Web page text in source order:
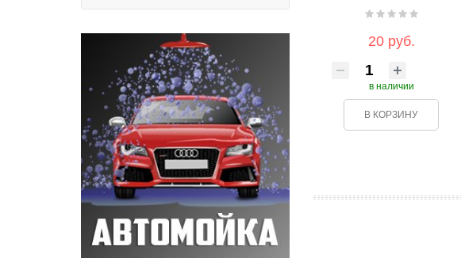
20 руб.
в наличии
В КОРЗИНУ